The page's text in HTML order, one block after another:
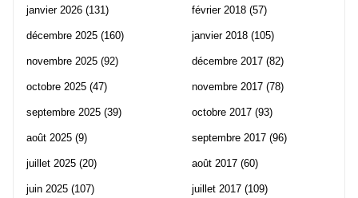
janvier 2026 (131)
décembre 2025 (160)
novembre 2025 (92)
octobre 2025 (47)
septembre 2025 (39)
août 2025 (9)
juillet 2025 (20)
juin 2025 (107)
février 2018 (57)
janvier 2018 (105)
décembre 2017 (82)
novembre 2017 (78)
octobre 2017 (93)
septembre 2017 (96)
août 2017 (60)
juillet 2017 (109)